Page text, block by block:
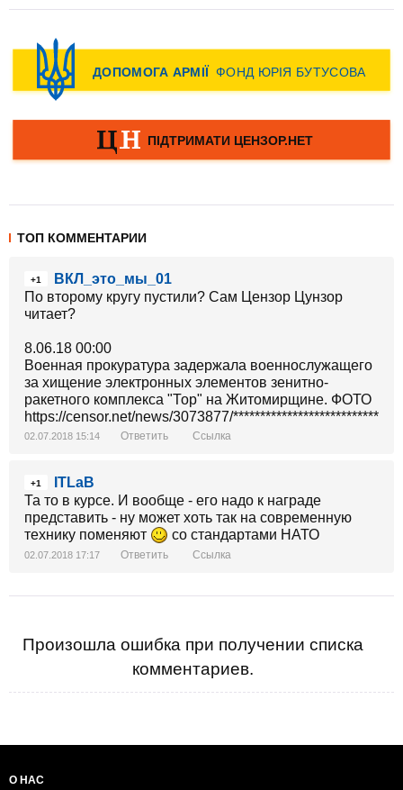
ТОП КОММЕНТАРИИ
+1
ВКЛ_это_мы_01
По второму кругу пустили? Сам Цензор Цунзор
читает?
8.06.18 00:00
Военная прокуратура задержала военнослужащего
за хищение электронных элементов зенитно-
ракетного комплекса "Тор" на Житомирщине. ФОТО
https://censor.net/news/3073877/
02.07.2018 15:14 Ответить Ссылка
+1
ITLaB
Та то в курсе. И вообще - его надо к награде
представить - ну может хоть так на современную
технику поменяют
со стандартами НАТО
02.07.2018 17:17 Ответить Ссылка
Произошла ошибка при получении списка
комментариев.
О НАС